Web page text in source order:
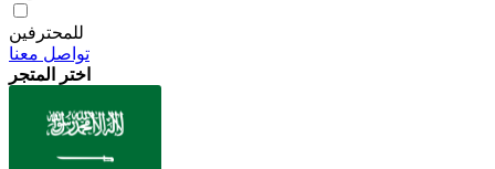
للمحترفين
تواصل معنا
اختر المتجر